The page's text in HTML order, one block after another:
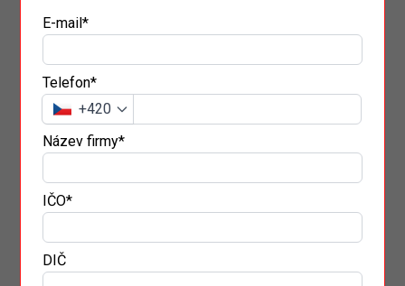
E-mail*
Telefon*
+420
Název firmy*
IČO*
DIČ